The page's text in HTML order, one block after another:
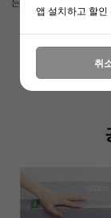
앱 설치하고 할인
취